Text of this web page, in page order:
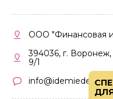
Кабинет партнера
Правила участия
ООО "Финансовая
394036, г.
9/1
info@idemiedem.ru